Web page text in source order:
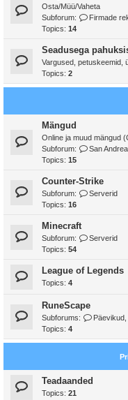
Osta/Müü/Vaheta
Subforum:
Firmade
Topics: 14
Seadusega
Vargused, petuskeemid,
Topics: 2
Mängud
Online ja muud mängud
Subforum:
San
Topics: 15
Counter-Strike
Subforum:
Serverid
Topics: 16
Minecraft
Subforum:
Serverid
Topics: 54
League of Legends
Topics: 4
RuneScape
Subforums: Päevikud
Topics: 4
Teadaanded
Topics: 21